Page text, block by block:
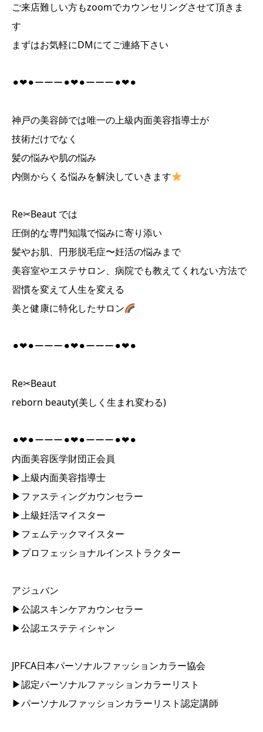
ご来店難しい方もzoomでカウンセリングさせて頂きま
す
まずはお気軽にDMにてご連絡下さい
⚫︎❤︎⚫︎ーーー⚫︎❤︎⚫︎ーーー⚫︎❤︎⚫︎
神戸の美容師では唯一の上級内面美容指導士が
技術だけでなく
髪の悩みや肌の悩み
内側からくる悩みを解決していきます
Re✂︎Beaut では
圧倒的な専門知識で悩みに寄り添い
髪やお肌、円形脱毛症〜妊活の悩みまで
美容室やエステサロン、病院でも教えてくれない方法で
習慣を変えて人生を変える
美と健康に特化したサロン
⚫︎❤︎⚫︎ーーー⚫︎❤︎⚫︎ーーー⚫︎❤︎⚫︎
Re✂︎Beaut
reborn beauty(美しく生まれ変わる)
⚫︎❤︎⚫︎ーーー⚫︎❤︎⚫︎ーーー⚫︎❤︎⚫︎
内面美容医学財団正会員
▶︎上級内面美容指導士
▶︎ファスティングカウンセラー
▶︎上級妊活マイスター
▶︎フェムテックマイスター
▶︎プロフェッショナルインストラクター
アジュバン
▶︎公認スキンケアカウンセラー
▶︎公認エステティシャン
JPFCA日本パーソナルファッションカラー協会
▶︎認定パーソナルファッションカラーリスト
▶︎パーソナルファッションカラーリスト認定講師